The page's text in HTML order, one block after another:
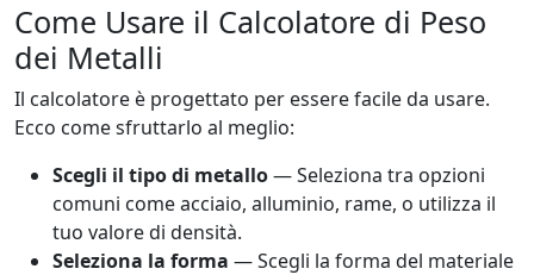
Come Usare il Calcolatore di Peso
dei Metalli
Il calcolatore è progettato per essere facile da usare.
Ecco come sfruttarlo al meglio:
Scegli il tipo di metallo— Seleziona tra opzioni
comuni come acciaio, alluminio, rame, o utilizza il
tuo valore di densità.
Seleziona la forma — Scegli la forma del materiale